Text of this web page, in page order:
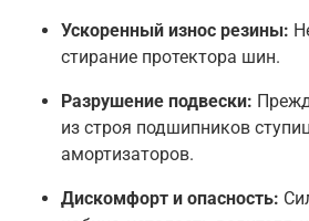
Ускоренный износ резины:
стирание протектора шин.
Разрушение подвески:
из строя подшипников
амортизаторов.
Дискомфорт и опасность: